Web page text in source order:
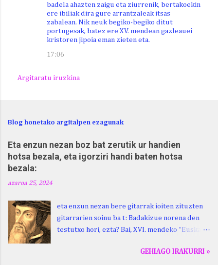
badela ahazten zaigu eta ziurrenik, bertakoekin
ere ibiliak dira gure arrantzaleak itsas
zabalean. Nik neuk begiko-begiko ditut
portugesak, batez ere XV. mendean gazleauei
kristoren jipoia eman zieten eta.
17:06
Argitaratu iruzkina
Blog honetako argitalpen ezagunak
Eta enzun nezan boz bat zerutik ur handien
hotsa bezala, eta igorziri handi baten hotsa
bezala:
azaroa 25, 2024
eta enzun nezan bere gitarrak ioiten zituzten
gitarrarien soinu ba t: Badakizue norena den
testutxo hori, ezta? Bai, XVI. mendeko "Euskara
justuri...) hitza berari ikasi genion aspaldixe.
GEHIAGO IRAKURRI »